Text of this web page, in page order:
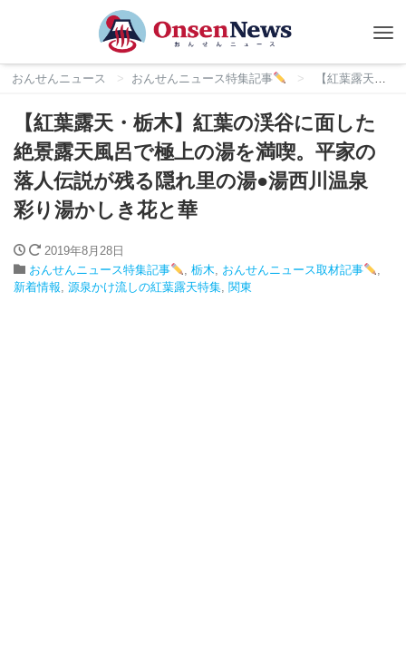
おんせんニュース おんせんニュース特集記事 【紅葉露天・栃木】紅葉の渓谷に面した絶景露天風呂で極上の湯を満喫。平家の落人伝説が残る隠れ里の湯●湯西川温泉 彩り湯かしき花と華
【紅葉露天・栃木】紅葉の渓谷に面した
絶景露天風呂で極上の湯を満喫。平家の
落人伝説が残る隠れ里の湯●湯西川温泉
彩り湯かしき花と華
2019年8月28日
おんせんニュース特集記事
, 栃木, おんせんニュース取材記事
,
新着情報, 源泉かけ流しの紅葉露天特集, 関東